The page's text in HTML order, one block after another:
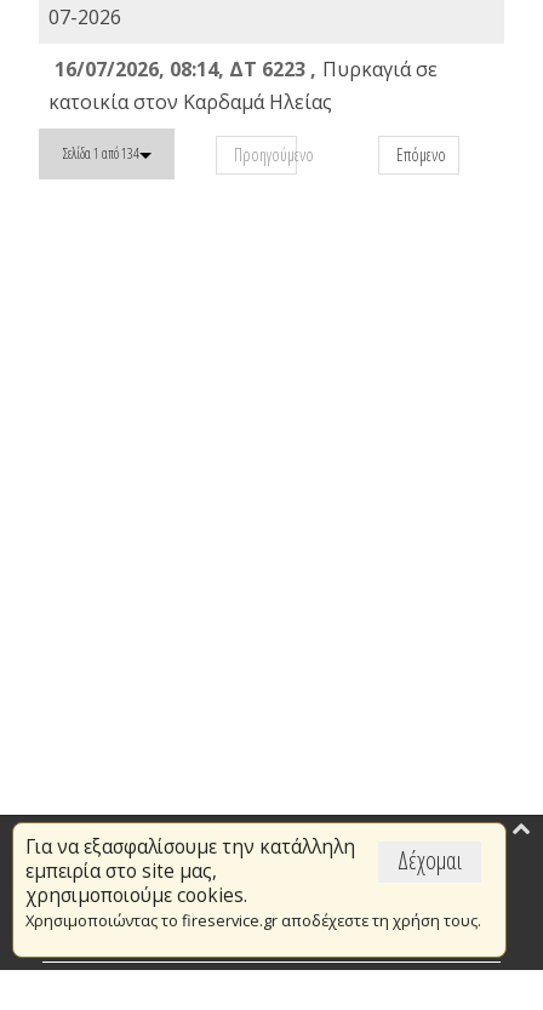
07-2026
16/07/2026, 08:14, ΔΤ 6223 , Πυρκαγιά σε
κατοικία στον Καρδαμά Ηλείας
Σελίδα 1 από 134 Προηγούμενο Επόμενο
Δέχομαι
Για να εξασφαλίσουμε την κατάλληλη
εμπειρία στο site μας,
χρησιμοποιούμε cookies.
Χρησιμοποιώντας το fireservice.gr αποδέχεστε τη χρήση τους.
Επικαιρότητα
Το Πυροσβεστικό Σώμα